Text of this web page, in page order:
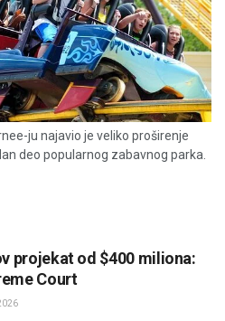
ju najavio je veliko proširenje
deo popularnog zabavnog parka.
projekat od $400 miliona:
Court